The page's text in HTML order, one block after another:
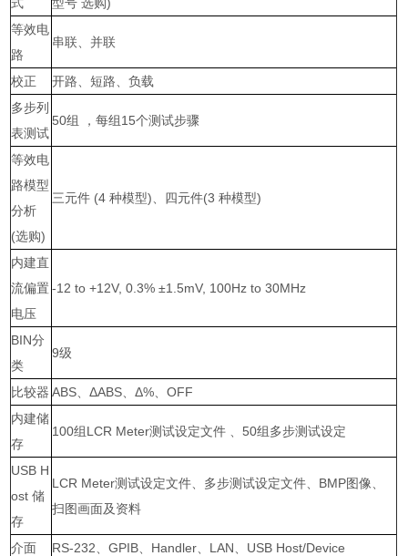
等效电
路
串联、并联
校正
开路、短路、负载
多步列
表测试
50组 ，每组15个测试步骤
等效电
路模型
分析
(选购)
三元件 (4 种模型)、四元件(3 种模型)
内建直
流偏置
电压
-12 to +12V, 0.3% ±1.5mV, 100Hz to 30MHz
BIN分
类
9级
比较器 ABS、ΔABS、Δ%、OFF
内建储
存
100组LCR Meter测试设定文件 、50组多步测试设定
USB H
ost 储
存
LCR Meter测试设定文件、多步测试设定文件、BMP图像、
扫图画面及资料
介面 RS-232、GPIB、Handler、LAN、USB Host/Device